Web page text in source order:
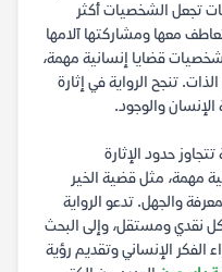
تجعل الشخصيات أكثر
معها ومشاركتها آلامها
قضايا إنسانية مهمة،
تنجح الرواية في إثارة
والوجود.
حدود الإثارة
مهمة، مثل قضية الخير
والجهل. تدعو الرواية
نقدي ومستقل، وإلى البحث
الفكر الإنساني وتقديم رؤية